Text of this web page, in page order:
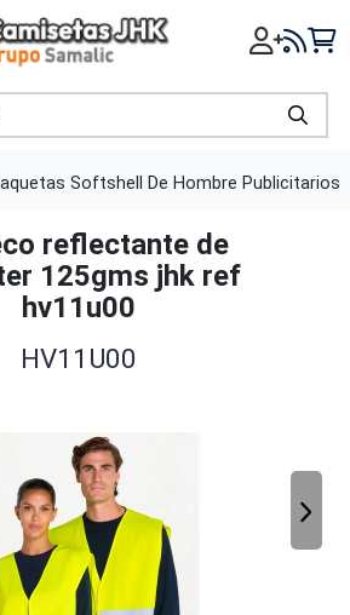
Softshell De Hombre Publicitarios
reflectante de
125gms jhk ref
hv11u00
HV11U00